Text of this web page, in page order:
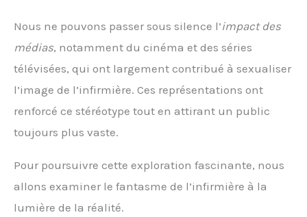
Nous ne pouvons passer sous silence l’impact des
médias, notamment du cinéma et des séries
télévisées, qui ont largement contribué à sexualiser
l’image de l’infirmière. Ces représentations ont
renforcé ce stéréotype tout en attirant un public
toujours plus vaste.
Pour poursuivre cette exploration fascinante, nous
allons examiner le fantasme de l’infirmière à la
lumière de la réalité.